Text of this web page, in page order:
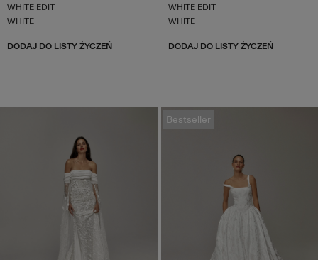
WHITE EDIT
WHITE
DODAJ DO LISTY ŻYCZEŃ
WHITE EDIT
WHITE
DODAJ DO LISTY ŻYCZEŃ
Bestseller